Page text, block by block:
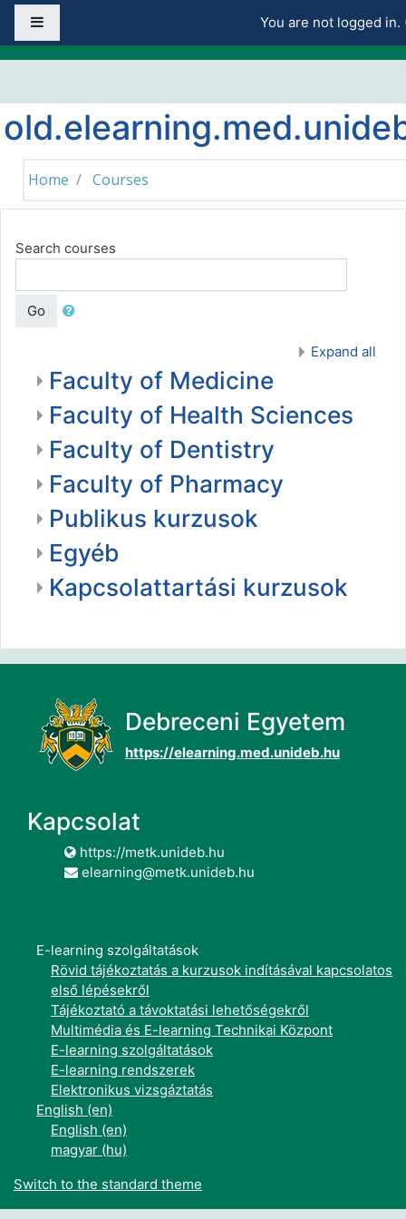
Skip to main content
You are not logged in.
Home Courses
Search courses
Go
Expand all
Faculty of Medicine
Faculty of Health Sciences
Faculty of Dentistry
Faculty of Pharmacy
Publikus kurzusok
Egyéb
Kapcsolattartási kurzusok
Debreceni Egyetem
https://elearning.med.unideb.hu
Kapcsolat
https://metk.unideb.hu
elearning@metk.unideb.hu
E-learning szolgáltatások
Rövid tájékoztatás a kurzusok indításával kapcsolatos
első lépésekről
Tájékoztató a távoktatási lehetőségekről
Multimédia és E-learning Technikai Központ
E-learning szolgáltatások
E-learning rendszerek
Elektronikus vizsgáztatás
English ‎(en)‎
English ‎(en)‎
magyar ‎(hu)‎
Switch to the standard theme